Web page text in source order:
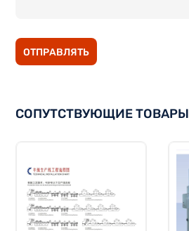
ОТПРАВЛЯТЬ
СОПУТСТВУЮЩИЕ ТОВАРЫ